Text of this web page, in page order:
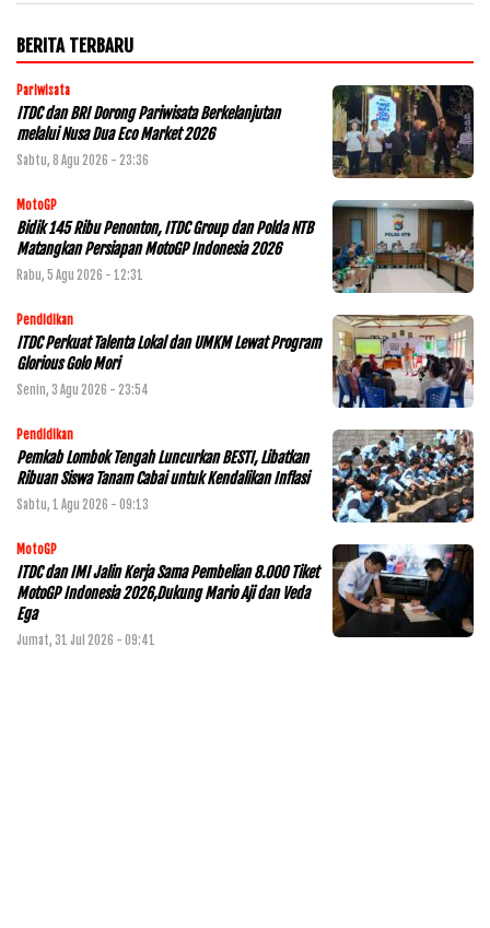
BERITA TERBARU
Pariwisata
ITDC dan BRI Dorong Pariwisata Berkelanjutan
melalui Nusa Dua Eco Market 2026
Sabtu, 8 Agu 2026 - 23:36
MotoGP
Bidik 145 Ribu Penonton, ITDC Group dan Polda NTB
Matangkan Persiapan MotoGP Indonesia 2026
Rabu, 5 Agu 2026 - 12:31
Pendidikan
ITDC Perkuat Talenta Lokal dan UMKM Lewat Program
Glorious Golo Mori
Senin, 3 Agu 2026 - 23:54
Pendidikan
Pemkab Lombok Tengah Luncurkan BESTI, Libatkan
Ribuan Siswa Tanam Cabai untuk Kendalikan Inflasi
Sabtu, 1 Agu 2026 - 09:13
MotoGP
ITDC dan IMI Jalin Kerja Sama Pembelian 8.000 Tiket
MotoGP Indonesia 2026,Dukung Mario Aji dan Veda
Ega
Jumat, 31 Jul 2026 - 09:41